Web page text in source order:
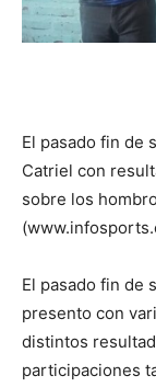
El pasado fin de
Catriel con
sobre los
El pasado fin de
presento con
distintos
participaciones